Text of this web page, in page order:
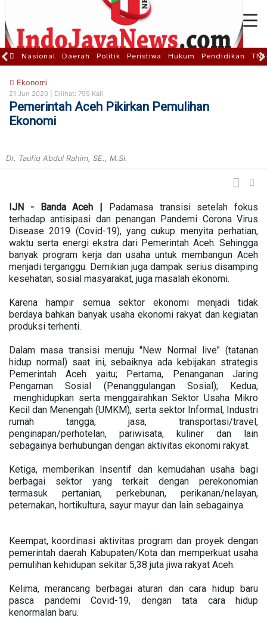
Nasional Daerah Politik Peristiwa Hukum Pendidikan
Ekonomi
21 Jun 2020 | Dilihat: 795 Kali
Pemerintah Aceh Pikirkan Pemulihan
Ekonomi
Dr. Taufiq Abdul Rahim, SE., M.Si.
IJN - Banda Aceh | Padamasa transisi setelah fokus
terhadap antisipasi dan penangan Pandemi Corona Virus
Disease 2019 (Covid-19), yang cukup menyita perhatian,
waktu serta energi ekstra dari Pemerintah Aceh. Sehingga
banyak program kerja dan usaha untuk membangun Aceh
menjadi terganggu. Demikian juga dampak serius disamping
kesehatan, sosial masyarakat, juga masalah ekonomi.
Karena hampir semua sektor ekonomi menjadi tidak
berdaya bahkan banyak usaha ekonomi rakyat dan kegiatan
produksi terhenti.
Dalam masa transisi menuju "New Normal live" (tatanan
hidup normal) saat ini, sebaiknya ada kebijakan strategis
Pemerintah Aceh yaitu; Pertama, Penanganan Jaring
Pengaman Sosial (Penanggulangan Sosial); Kedua,
menghidupkan serta menggairahkan Sektor Usaha Mikro
Kecil dan Menengah (UMKM), serta sektor Informal, Industri
rumah tangga, jasa, transportasi/travel,
penginapan/perhotelan, pariwisata, kuliner dan lain
sebagainya berhubungan dengan aktivitas ekonomi rakyat.
Ketiga, memberikan Insentif dan kemudahan usaha bagi
berbagai sektor yang terkait dengan perekonomian
termasuk pertanian, perkebunan, perikanan/nelayan,
peternakan, hortikultura, sayur mayur dan lain sebagainya.
Keempat, koordinasi aktivitas program dan proyek dengan
pemerintah daerah Kabupaten/Kota dan memperkuat usaha
pemulihan kehidupan sekitar 5,38 juta jiwa rakyat Aceh.
Kelima, merancang berbagai aturan dan cara hidup baru
pasca pandemi Covid-19, dengan tata cara hidup
kenormalan baru.